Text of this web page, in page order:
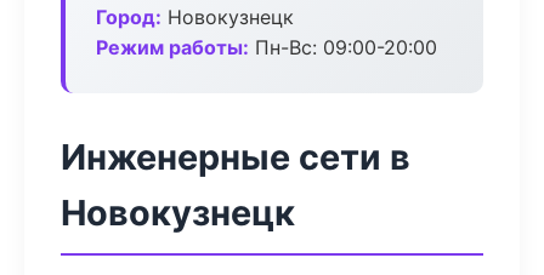
Город: Новокузнецк
Режим работы: Пн-Вс: 09:00-20:00
Инженерные сети в
Новокузнецк